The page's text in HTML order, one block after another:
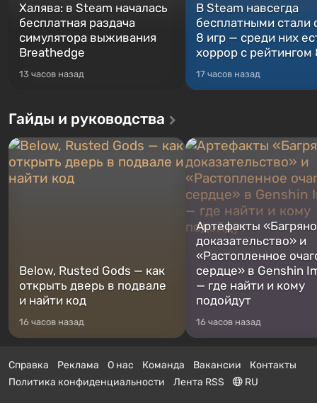
Халява: в Steam началась
бесплатная раздача
симулятора выживания
Breathedge
13 часов назад
В Steam навсегда
бесплатными стали
8 игр — среди них
хоррор с рейтингом
17 часов назад
Гайды и руководства
Below, Rusted Gods — как
открыть дверь в подвале
и найти код
16 часов назад
Артефакты
доказательство» и
«Растопленное
сердце» в Genshin
— где найти и кому
подойдут
16 часов назад
Справка Реклама О нас Команда Вакансии
Контакты
Политика конфиденциальности
Лента RSS RU